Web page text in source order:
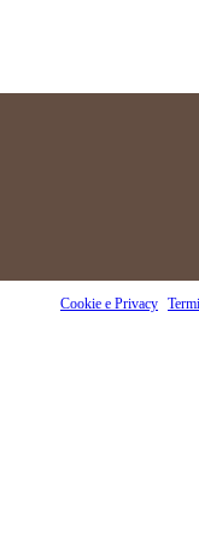
Cookie e Privacy